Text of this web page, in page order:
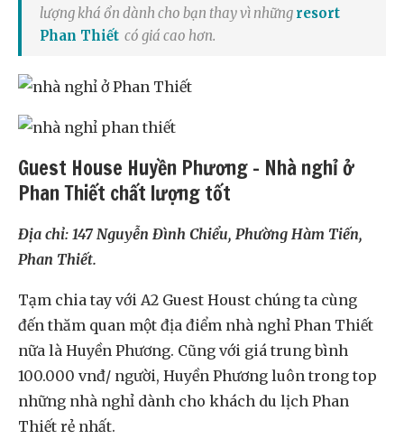
lượng khá ổn dành cho bạn thay vì những resort
Phan Thiết có giá cao hơn.
Guest House Huyền Phương – Nhà nghỉ ở
Phan Thiết chất lượng tốt
Địa chỉ: 147 Nguyễn Đình Chiểu, Phường Hàm Tiến,
Phan Thiết.
Tạm chia tay với A2 Guest Houst chúng ta cùng
đến thăm quan một địa điểm nhà nghỉ Phan Thiết
nữa là Huyền Phương. Cũng với giá trung bình
100.000 vnđ/ người, Huyền Phương luôn trong top
những nhà nghỉ dành cho khách du lịch Phan
Thiết rẻ nhất.